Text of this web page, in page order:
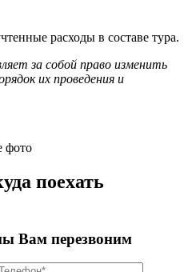
расходы в составе тура.
за собой право изменить
их проведения и
фото
поехать
Вам перезвоним